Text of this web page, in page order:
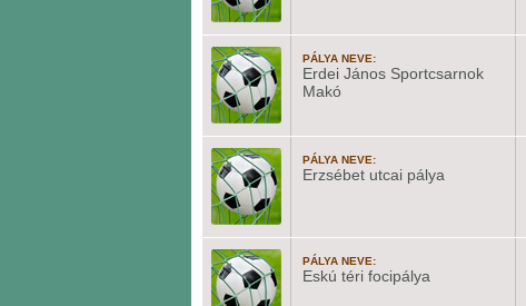
PÁLYA NEVE:
Erdei János Sportcsarnok
Makó
PÁLYA NEVE:
Erzsébet utcai pálya
PÁLYA NEVE:
Eskú téri focipálya